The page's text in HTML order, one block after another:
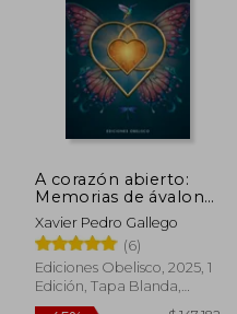
A corazón abierto:
Memorias de ávalon
esencial
Xavier Pedro Gallego
(6)
Ediciones Obelisco, 2025, 1
Edición, Tapa Blanda,
Nuevo